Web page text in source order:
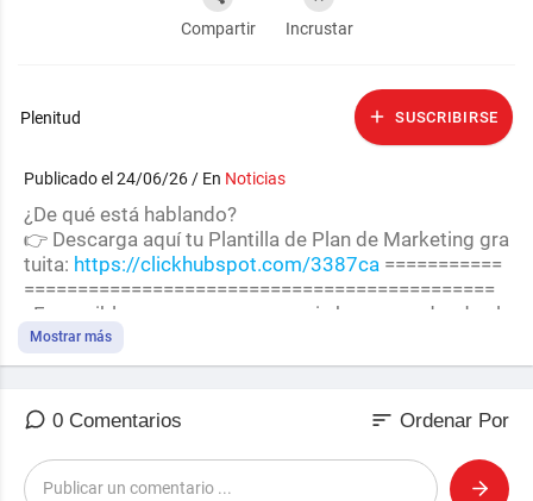
Compartir Incrustar
Plenitud SUSCRIBIRSE
Publicado el 24/06/26 / En Noticias
⁣¿De qué está hablando?
👉 Descarga aquí tu Plantilla de Plan de Marketing gra
tuita: https://clickhubspot.com/3387ca ===========
============================================
¿Es posible crear una empresa sin humanos donde el
CEO sea una Inteligencia Artificial? En este video anali
zamos una idea cuyo futuro es asegurado por los exp
te Javier #milei publicada en el Financial Times, que b
ociedades automatizadas gobernadas por código.Co
mparamos este hito con el origen del capitalismo mo
Mostrar más
0 Comentarios sort Ordenar Por